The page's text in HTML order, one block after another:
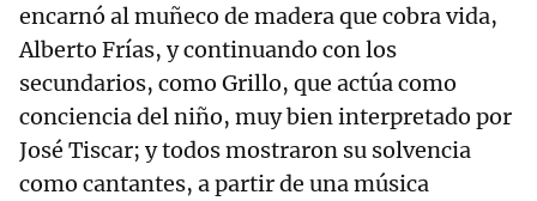
encarnó al muñeco de madera que cobra vida,
Alberto Frías, y continuando con los
secundarios, como Grillo, que actúa como
conciencia del niño, muy bien interpretado por
José Tiscar; y todos mostraron su solvencia
como cantantes, a partir de una música